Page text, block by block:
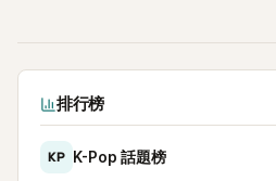
排行榜
KP K-Pop 話題榜